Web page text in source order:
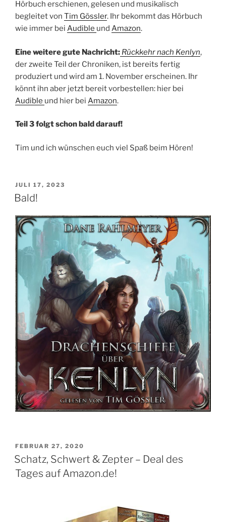
Hörbuch erschienen, gelesen und musikalisch
begleitet von Tim Gössler. Ihr bekommt das Hörbuch
wie immer bei Audible und Amazon.
Eine weitere gute Nachricht: Rückkehr nach Kenlyn,
der zweite Teil der Chroniken, ist bereits fertig
produziert und wird am 1. November erscheinen. Ihr
könnt ihn aber jetzt bereit vorbestellen: hier bei
Audible und hier bei Amazon.
Teil 3 folgt schon bald darauf!
Tim und ich wünschen euch viel Spaß beim Hören!
VERÖFFENTLICHT
AM
JULI 17, 2023
Bald!
VERÖFFENTLICHT
AM
FEBRUAR 27, 2020
Schatz, Schwert & Zepter – Deal des
Tages auf Amazon.de!